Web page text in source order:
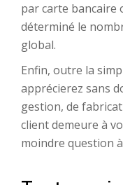
par carte bancaire
déterminé le
global.
Enfin, outre la
apprécierez sans
gestion, de
client demeure à
moindre question